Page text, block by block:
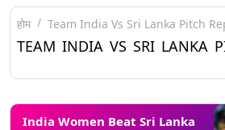
होम Team India Vs Sri Lanka Pitch
TEAM INDIA VS SRI LANKA
India Women Beat Sri Lanka